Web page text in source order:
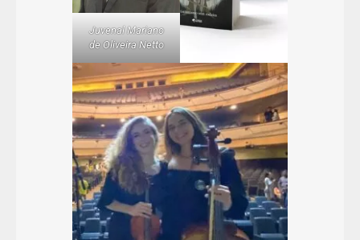
Juvenal Mariano
de Oliveira Netto